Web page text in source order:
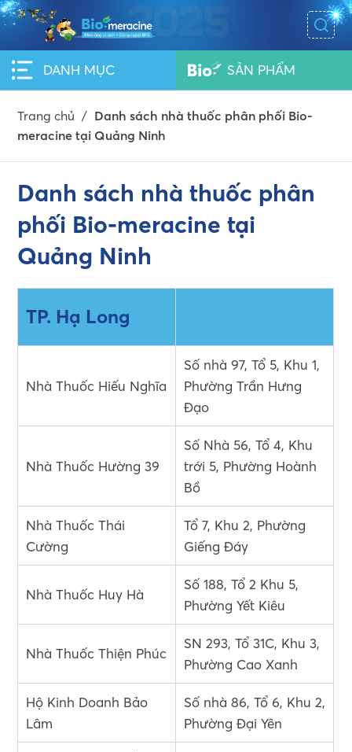
DANH MỤC SẢN PHẨM
Trang chủ / Danh sách nhà thuốc phân phối Bio-
meracine tại Quảng Ninh
Danh sách nhà thuốc phân
phối Bio-meracine tại
Quảng Ninh
TP. Hạ Long
Nhà Thuốc Hiếu Nghĩa
Số nhà 97, Tổ 5, Khu 1,
Phường Trần Hưng
Đạo
Nhà Thuốc Hường 39
Số Nhà 56, Tổ 4, Khu
trới 5, Phường Hoành
Bồ
Nhà Thuốc Thái
Cường
Tổ 7, Khu 2, Phường
Giếng Đáy
Nhà Thuốc Huy Hà
Số 188, Tổ 2 Khu 5,
Phường Yết Kiêu
Nhà Thuốc Thiện Phúc
SN 293, Tổ 31C, Khu 3,
Phường Cao Xanh
Hộ Kinh Doanh Bảo
Lâm
Số nhà 86, Tổ 6, Khu 2,
Phường Đại Yên